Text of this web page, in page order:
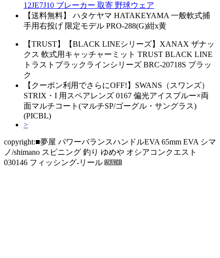
12JE7J10 ブレーカー 取寄 野球ウェア
【送料無料】 ハタケヤマ HATAKEYAMA 一般軟式捕
手用右投げ 限定モデル PRO-288(G)紺x黄
【TRUST】【BLACK LINEシリーズ】XANAX ザナッ
クス 軟式用キャッチャーミット TRUST BLACK LINE
トラストブラックラインシリーズ BRC-20718S ブラッ
ク
【クーポン利用でさらにOFF!】SWANS（スワンズ）
STRIX・I 用スペアレンズ 0167 偏光アイスブルー×両
面マルチコート(マルチSP/ゴーグル・サングラス)
(PICBL)
>
copyright:■夢屋 パワーバランスハンドルEVA 65mm EVA シマ
ノ/shimano スピニング 釣り ゆめや オシアコンクエスト
030146 フィッシング-リール